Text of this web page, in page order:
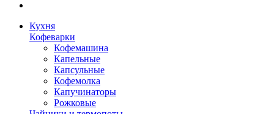
Кухня
Кофеварки
Кофемашина
Капельные
Капсульные
Кофемолка
Капучинаторы
Рожковые